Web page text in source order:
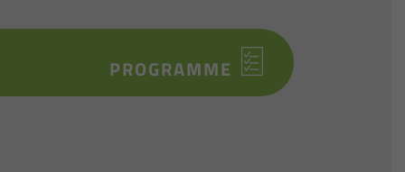
PROGRAMME